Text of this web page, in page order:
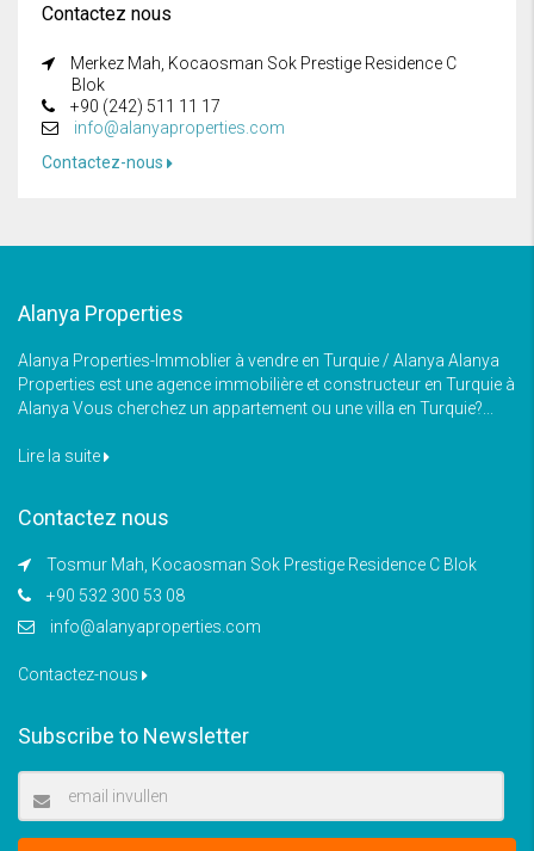
Contactez nous
Merkez Mah, Kocaosman Sok Prestige Residence C
Blok
+90 (242) 511 11 17
info@alanyaproperties.com
Contactez-nous
Alanya Properties
Alanya Properties-Immoblier à vendre en Turquie / Alanya Alanya
Properties est une agence immobilière et constructeur en Turquie à
Alanya Vous cherchez un appartement ou une villa en Turquie?...
Lire la suite
Contactez nous
Tosmur Mah, Kocaosman Sok Prestige Residence C Blok
+90 532 300 53 08
info@alanyaproperties.com
Contactez-nous
Subscribe to Newsletter